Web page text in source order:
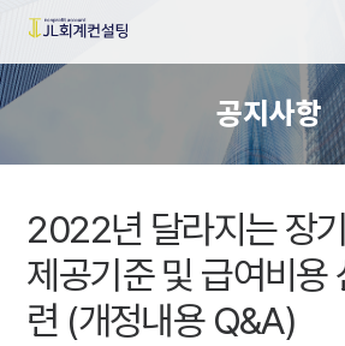
공지사항
2022년 달라지는 장
제공기준 및 급여비용
련 (개정내용 Q&A)